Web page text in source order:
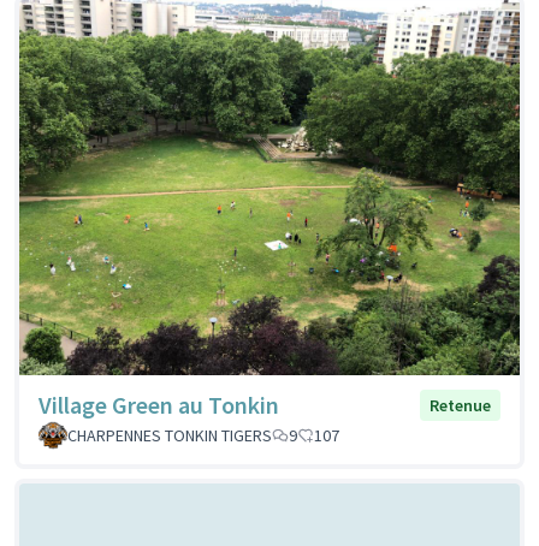
Village Green au Tonkin
Retenue
CHARPENNES TONKIN TIGERS
9 107